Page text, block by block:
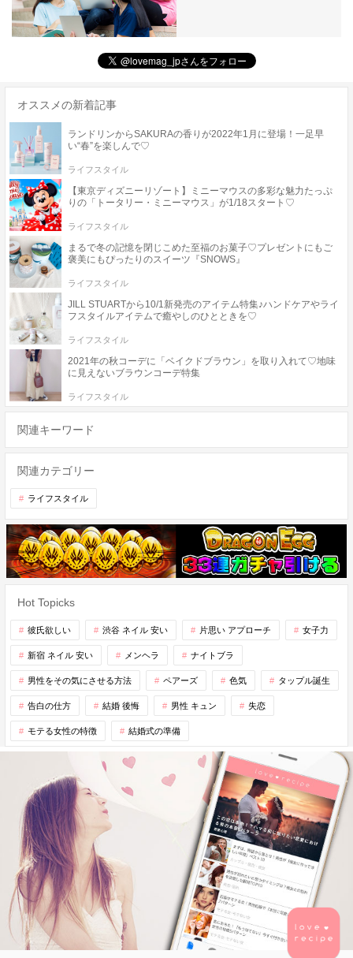
オススメの新着記事
ランドリンからSAKURAの香りが2022年1月に登場！一足早
い“春”を楽しんで♡
ライフスタイル
【東京ディズニーリゾート】ミニーマウスの多彩な魅力たっぷ
りの「トータリー・ミニーマウス」が1/18スタート♡
ライフスタイル
まるで冬の記憶を閉じこめた至福のお菓子♡プレゼントにもご
褒美にもぴったりのスイーツ『SNOWS』
ライフスタイル
JILL STUARTから10/1新発売のアイテム特集♪ハンドケアやライ
フスタイルアイテムで癒やしのひとときを♡
ライフスタイル
2021年の秋コーデに「ベイクドブラウン」を取り入れて♡地味
に見えないブラウンコーデ特集
ライフスタイル
関連キーワード
関連カテゴリー
ライフスタイル
Hot Topicks
彼氏欲しい 渋谷 ネイル 安い 片思い アプローチ 女子力
新宿 ネイル 安い メンヘラ ナイトブラ
男性をその気にさせる方法 ペアーズ 色気 タップル誕生
告白の仕方 結婚 後悔 男性 キュン 失恋
モテる女性の特徴 結婚式の準備